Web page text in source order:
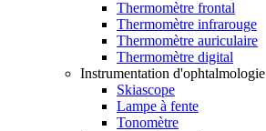
Thermomètre frontal
Thermomètre infrarouge
Thermomètre auriculaire
Thermomètre digital
Instrumentation d'ophtalmologie
Skiascope
Lampe à fente
Tonomètre